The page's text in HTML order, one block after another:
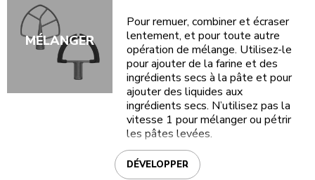
Pour remuer, combiner et écraser
lentement, et pour toute autre
opération de mélange. Utilisez-le
pour ajouter de la farine et des
ingrédients secs à la pâte et pour
ajouter des liquides aux
ingrédients secs. N’utilisez pas la
vitesse 1 pour mélanger ou pétrir
les pâtes levées.
MÉLANGER
DÉVELOPPER